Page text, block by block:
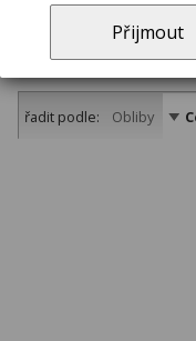
Nůžky a
řadit podle: Obliby
Přijmout